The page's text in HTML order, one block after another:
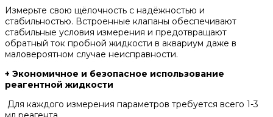
Измерьте свою щёлочность с надёжностью и
стабильностью. Встроенные клапаны обеспечивают
стабильные условия измерения и предотвращают
обратный ток пробной жидкости в аквариум даже в
маловероятном случае неисправности.
+ Экономичное и безопасное использование
реагентной жидкости
Для каждого измерения параметров требуется всего 1-3